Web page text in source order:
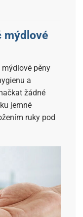
mýdlové
pěny
a
žádné
jemné
ruky pod